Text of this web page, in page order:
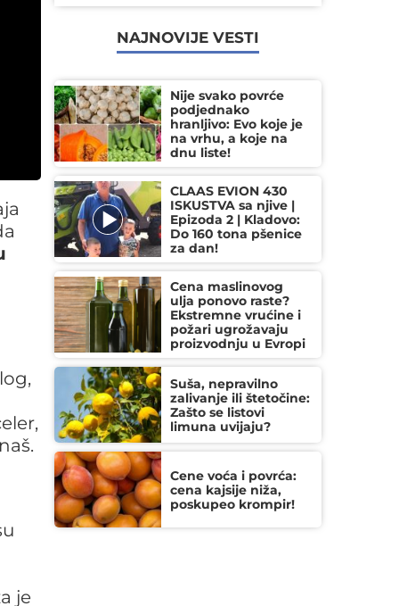
je
NAJNOVIJE VESTI
Nije svako povrće
podjednako
hranljivo: Evo koje je
na vrhu, a koje na
dnu liste!
CLAAS EVION 430
ISKUSTVA sa njive |
Epizoda 2 | Kladovo:
Do 160 tona pšenice
za dan!
Cena maslinovog
ulja ponovo raste?
Ekstremne vrućine i
požari ugrožavaju
proizvodnju u Evropi
Suša, nepravilno
zalivanje ili štetočine:
Zašto se listovi
limuna uvijaju?
Cene voća i povrća:
cena kajsije niža,
poskupeo krompir!